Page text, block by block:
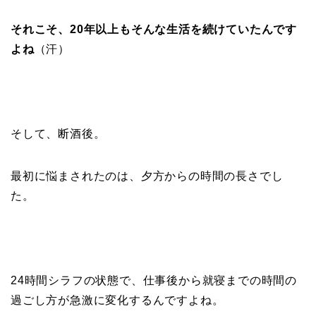
それこそ、20年以上もそんな生活を続けていたんです
よね （汗）
そして、断酒後。
最初に悩まされたのは、夕方からの時間の長さでし
た。
24時間シラフの状態で、仕事後から就寝までの時間の
過ごし方が急激に変化するんですよね。